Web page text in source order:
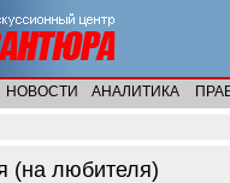
НОВОСТИ АНАЛИТИКА
(на любителя)